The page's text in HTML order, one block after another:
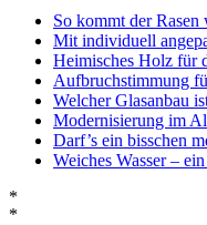
So kommt der
Mit individuell
Heimisches Holz für
Aufbruchstimmung
Welcher Glasanbau
Modernisierung im
Darf’s ein bisschen
Weiches Wasser –
*
*